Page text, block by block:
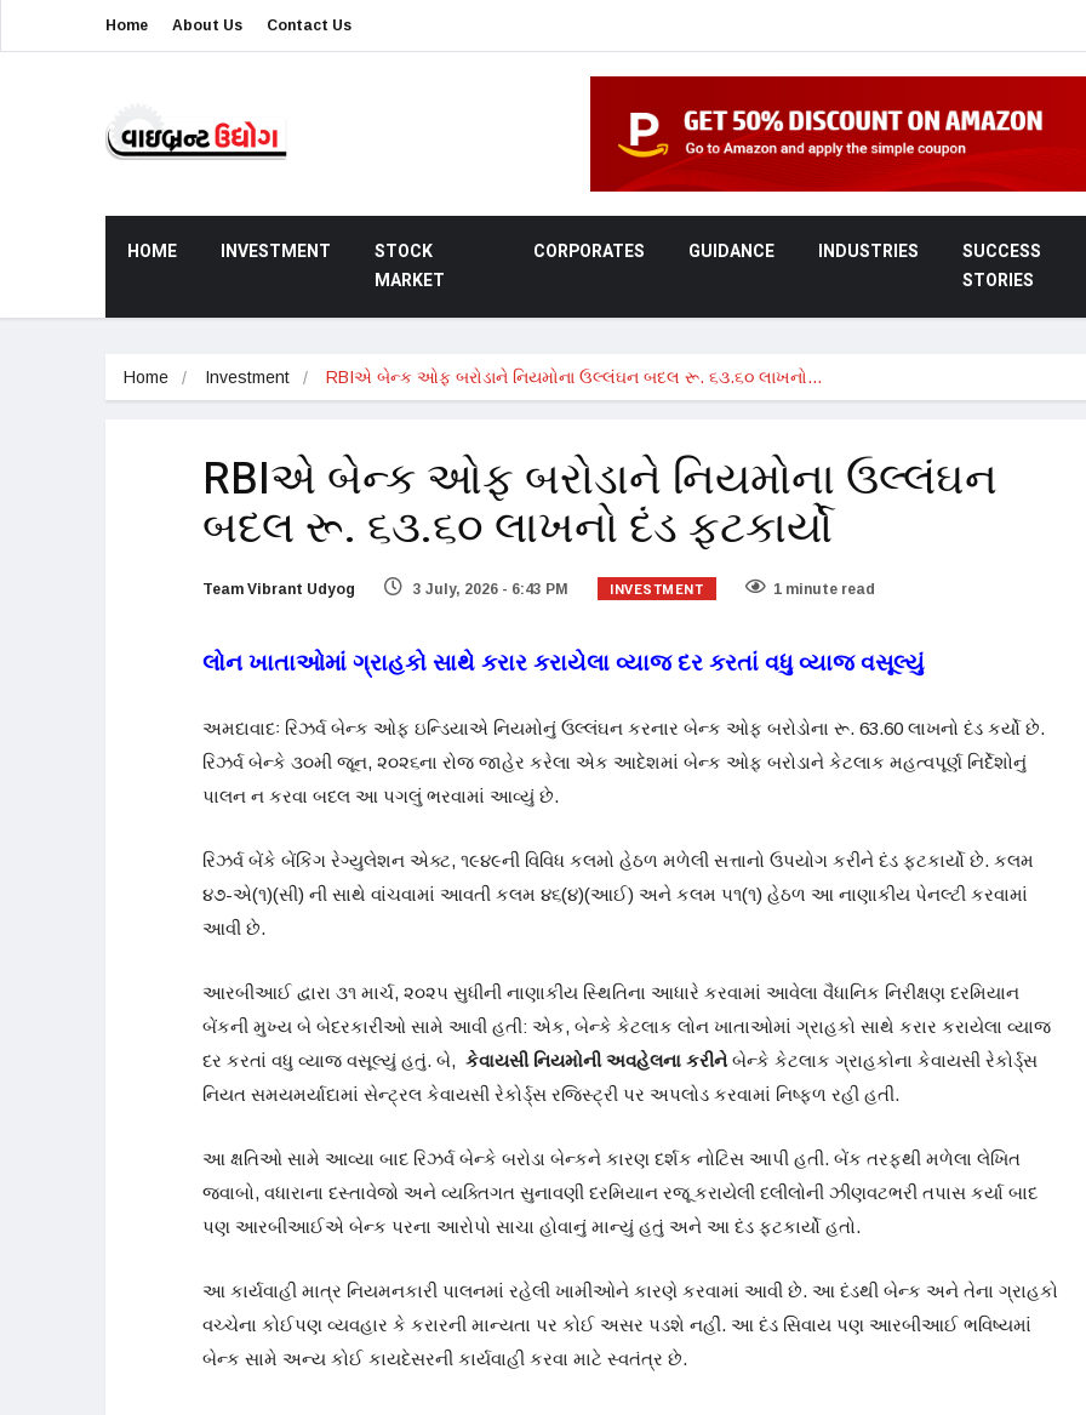
Home About Us Contact Us
HOME INVESTMENT
STOCK
MARKET
CORPORATES GUIDANCE INDUSTRIES
SUCCESS
STORIES
Home Investment RBIએ બેન્ક ઓફ બરોડાને નિયમોના ઉલ્લંઘન બદલ રૂ. ૬૩.૬૦ લાખનો…
RBIએ બેન્ક ઓફ બરોડાને નિયમોના ઉલ્લંઘન
બદલ રૂ. ૬૩.૬૦ લાખનો દંડ ફટકાર્યો
Team Vibrant Udyog 3 July, 2026 - 6:43 PM INVESTMENT 1 minute read
લોન ખાતાઓમાં ગ્રાહકો સાથે કરાર કરાયેલા વ્યાજ દર કરતાં વધુ વ્યાજ વસૂલ્યું
અમદાવાદઃ રિઝર્વ બેન્ક ઓફ ઇન્ડિયાએ નિયમોનું ઉલ્લંઘન કરનાર બેન્ક ઓફ બરોડોના રૂ. 63.60 લાખનો દંડ કર્યો છે.
રિઝર્વ બેન્કે ૩૦મી જૂન, ૨૦૨૬ના રોજ જાહેર કરેલા એક આદેશમાં બેન્ક ઓફ બરોડાને કેટલાક મહત્વપૂર્ણ નિર્દેશોનું
પાલન ન કરવા બદલ આ પગલું ભરવામાં આવ્યું છે.
રિઝર્વ બેંકે બેંકિંગ રેગ્યુલેશન એક્ટ, ૧૯૪૯ની વિવિધ કલમો હેઠળ મળેલી સત્તાનો ઉપયોગ કરીને દંડ ફટકાર્યો છે. કલમ
૪૭-એ(૧)(સી) ની સાથે વાંચવામાં આવતી કલમ ૪૬(૪)(આઈ) અને કલમ ૫૧(૧) હેઠળ આ નાણાકીય પેનલ્ટી કરવામાં
આવી છે.
આરબીઆઈ દ્વારા ૩૧ માર્ચ, ૨૦૨૫ સુધીની નાણાકીય સ્થિતિના આધારે કરવામાં આવેલા વૈધાનિક નિરીક્ષણ દરમિયાન
બેંકની મુખ્ય બે બેદરકારીઓ સામે આવી હતી: એક, બેન્કે કેટલાક લોન ખાતાઓમાં ગ્રાહકો સાથે કરાર કરાયેલા વ્યાજ
દર કરતાં વધુ વ્યાજ વસૂલ્યું હતું. બે, કેવાયસી નિયમોની અવહેલના કરીનેબેન્કે કેટલાક ગ્રાહકોના કેવાયસી રેકોર્ડ્સ
નિયત સમયમર્યાદામાં સેન્ટ્રલ કેવાયસી રેકોર્ડ્સ રજિસ્ટ્રી પર અપલોડ કરવામાં નિષ્ફળ રહી હતી.
આ ક્ષતિઓ સામે આવ્યા બાદ રિઝર્વ બેન્કે બરોડા બેન્કને કારણ દર્શક નોટિસ આપી હતી. બેંક તરફથી મળેલા લેખિત
જવાબો, વધારાના દસ્તાવેજો અને વ્યક્તિગત સુનાવણી દરમિયાન રજૂ કરાયેલી દલીલોની ઝીણવટભરી તપાસ કર્યા બાદ
પણ આરબીઆઈએ બેન્ક પરના આરોપો સાચા હોવાનું માન્યું હતું અને આ દંડ ફટકાર્યો હતો.
આ કાર્યવાહી માત્ર નિયમનકારી પાલનમાં રહેલી ખામીઓને કારણે કરવામાં આવી છે. આ દંડથી બેન્ક અને તેના ગ્રાહકો
વચ્ચેના કોઈપણ વ્યવહાર કે કરારની માન્યતા પર કોઈ અસર પડશે નહીં. આ દંડ સિવાય પણ આરબીઆઈ ભવિષ્યમાં
બેન્ક સામે અન્ય કોઈ કાયદેસરની કાર્યવાહી કરવા માટે સ્વતંત્ર છે.